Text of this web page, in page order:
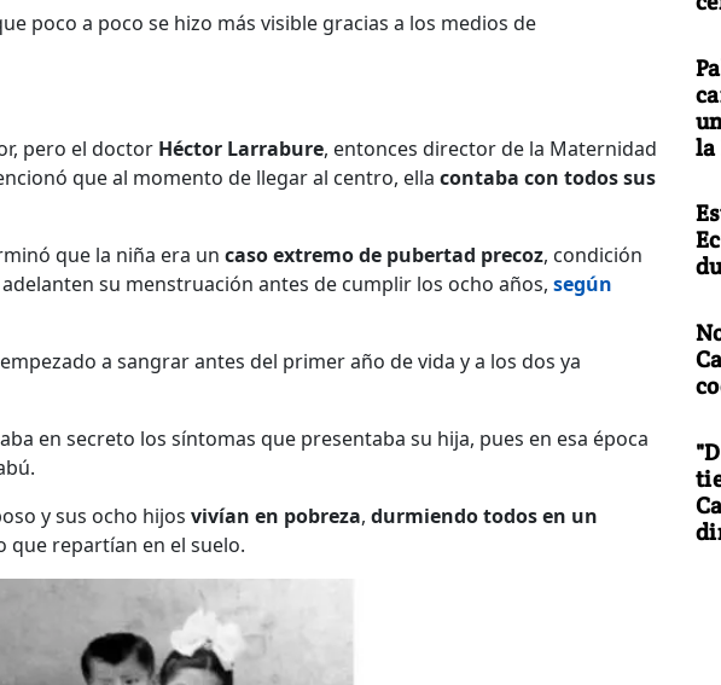
poco a poco se hizo más visible gracias a los medios de
pero el doctor Héctor Larrabure, entonces director de la Maternidad
que al momento de llegar al centro, ella contaba con todos sus
que la niña era un caso extremo de pubertad precoz, condición
su menstruación antes de cumplir los ocho años, según
a sangrar antes del primer año de vida y a los dos ya
en secreto los síntomas que presentaba su hija, pues en esa época
y sus ocho hijos vivían en pobreza, durmiendo todos en un
que repartían en el suelo.
la